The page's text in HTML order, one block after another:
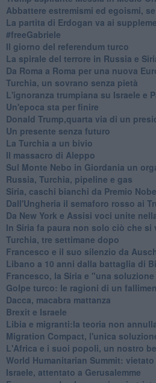
Abbattere estremismi ed egoismi,
La partita di Erdogan va ai
#freeGabriele
Il giorno del referendum turco
La spirale del terrore in Russia e
Da Roma a Roma per una nuova
Turchia, un sovrano senza pietà
L'ignoranza trumpiana su Israele e
Un'epoca sta per finire
Donald Trump,quarta via di un
Un presente senza futuro
La Turchia a un bivio
Il massacro di Aleppo
Sul Monte Nebo in Giordania un
Russia, Turchia, pipeline e gas
Siria, caschi bianchi da Premio
Dall'Ungheria il semaforo rosso ai
Da New York e Assisi voci unite
In Siria fa paura non solo ciò che si
Turchia, tre settimane dopo
Francesco e il suo silenzio da
Libano a 10 anni dalla battaglia di
Francesco, la Siria e "una
Golpe turco: le ragioni di un
Dacca, macabra mattanza
Brexit e Israele
Libia e migranti:la teoria non
Migration Compact, l'unica
L'Africa e i suoi popoli, un nostro
World Humanitarian Summit:
Israele, attentato a Gerusalemme